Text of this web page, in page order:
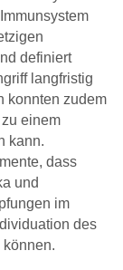
definiert
langfristig
konnten zudem
einem
kann.
dass
und
im
des
können.